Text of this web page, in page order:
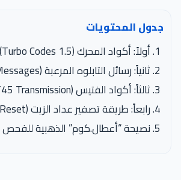
جدول المحتويات
أولاً: أكواد المحرك (1.5 Turbo Codes)
ثانياً: رسائل التابلوه المرعبة (Messages)
ثالثاً: أكواد الفتيس (6T45 Transmission)
رابعاً: طريقة تصفير عداد الزيت (Oil Life Reset)
نصيحة “أعطال.كوم” الذهبية للفحص